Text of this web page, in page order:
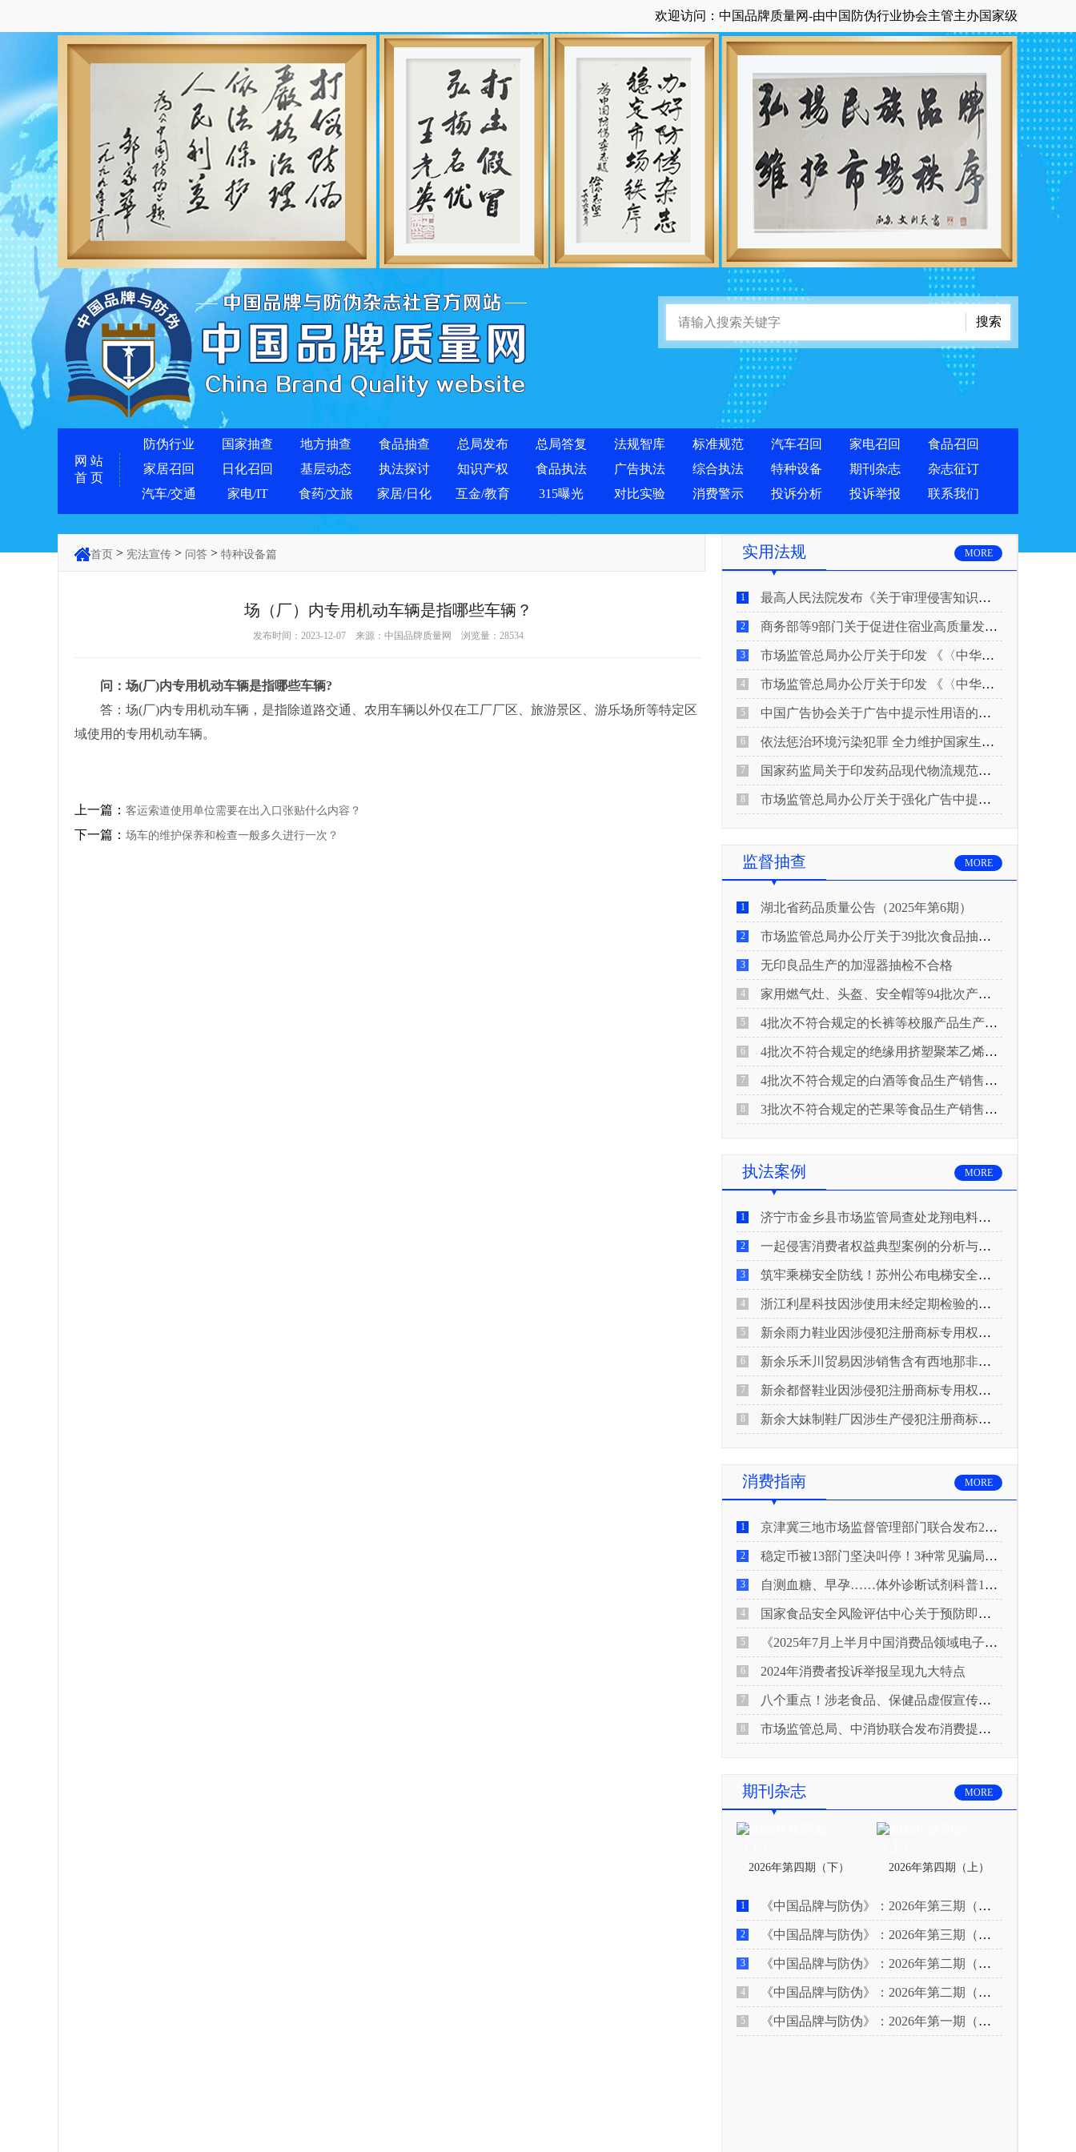
欢迎访问：中国品牌质量网-由中国防伪行业协会主管主办国家级中央在京科技
网 站
首 页
防伪行业 国家抽查 地方抽查 食品抽查 总局发布 总局答复 法规智库 标准规范 汽车召回 家电召回
食品召回
家居召回
日化召回 基层动态 执法探讨 知识产权 食品执法 广告执法 综合执法 特种设备 期刊杂志
杂志征订
汽车/交通
家电/IT 食药/文旅 家居/日化 互金/教育 315曝光 对比实验 消费警示 投诉分析 投诉举报 联系我们
首页 > 宪法宣传 > 问答 > 特种设备篇
场（厂）内专用机动车辆是指哪些车辆？
发布时间：2023-12-07 来源： 中国品牌质量网 浏览量： 28534
问：场(厂)内专用机动车辆是指哪些车辆?
答：场(厂)内专用机动车辆，是指除道路交通、农用车辆以外仅在工厂厂区、旅游景区、游乐场所等特定区
域使用的专用机动车辆。
上一篇： 客运索道使用单位需要在出入口张贴什么内容？
下一篇： 场车的维护保养和检查一般多久进行一次？
实用法规 MORE
1 最高人民法院发布《关于审理侵害知识产权民事纠纷案件适用惩罚性赔偿的解释》
2 商务部等9部门关于促进住宿业高质量发展的指导意见
3 市场监管总局办公厅关于印发 《〈中华人民共和国广告法〉适用问题 执法指南（二）》的通知
4 市场监管总局办公厅关于印发 《〈中华人民共和国广告法〉适用问题 执法指南（一）》的通知
5 中国广告协会关于广告中提示性用语的合规风险提示
6 依法惩治环境污染犯罪 全力维护国家生态安全 “两高”公布《关于修改〈最高人民法院、最高人民检察院关于办理环境污染刑事案件适用法律若干问题的解释〉的决定》
7 国家药监局关于印发药品现代物流规范化建设指导意见的通知
8 市场监管总局办公厅关于强化广告中提示性用语监管工作的通知
监督抽查 MORE
1 湖北省药品质量公告（2025年第6期）
2 市场监管总局办公厅关于39批次食品抽检不合格情况的通报
3 无印良品生产的加湿器抽检不合格
4 家用燃气灶、头盔、安全帽等94批次产品抽查不合格！
5 4批次不符合规定的长裤等校服产品生产销售企业被济南市市场监管局通报！
6 4批次不符合规定的绝缘用挤塑聚苯乙烯泡沫板（XPS）等产品生产销售企业被广元市市场监督管理局通报！
7 4批次不符合规定的白酒等食品生产销售企业被重庆市市场监督管理局通告！
8 3批次不符合规定的芒果等食品生产销售企业被长治市屯留区市场监督管理局公告！
执法案例 MORE
1 济宁市金乡县市场监管局查处龙翔电料批发部非法销售电线电缆案
2 一起侵害消费者权益典型案例的分析与启示
3 筑牢乘梯安全防线！苏州公布电梯安全领域典型案例
4 浙江利星科技因涉使用未经定期检验的压力管道被查
5 新余雨力鞋业因涉侵犯注册商标专用权被查
6 新余乐禾川贸易因涉销售含有西地那非的保健食品被查
7 新余都督鞋业因涉侵犯注册商标专用权被查
8 新余大妹制鞋厂因涉生产侵犯注册商标专用权的产品被查
消费指南 MORE
1 京津冀三地市场监督管理部门联合发布2026年春节期间消费提示
2 稳定币被13部门坚决叫停！3种常见骗局“套路”曝光
3 自测血糖、早孕……体外诊断试剂科普10问来了！建议收藏
4 国家食品安全风险评估中心关于预防即食真空包装肉制品肉毒中毒的风险提示
5 《2025年7月上半月中国消费品领域电子电器行业产品质量投诉分析报告》
6 2024年消费者投诉举报呈现九大特点
7 八个重点！涉老食品、保健品虚假宣传识别技巧
8 市场监管总局、中消协联合发布消费提示：关注检测报告：果蔬安全的“通行证”
期刊杂志 MORE
2026年第四期（下） 2026年第四期（上）
1 《中国品牌与防伪》：2026年第三期（下）
2 《中国品牌与防伪》：2026年第三期（上）
3 《中国品牌与防伪》：2026年第二期（下）
4 《中国品牌与防伪》：2026年第二期（上）
5 《中国品牌与防伪》：2026年第一期（下）